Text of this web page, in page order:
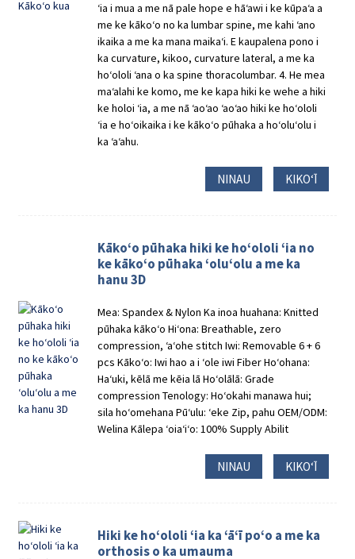
ʻia i mua a me nā pale hope e hāʻawi i ke kūpaʻa a
me ke kākoʻo no ka lumbar spine, me kahi ʻano
ikaika a me ka mana maikaʻi. E kaupalena pono i
ka curvature, kikoo, curvature lateral, a me ka
hoʻololi ʻana o ka spine thoracolumbar. 4. He mea
maʻalahi ke komo, me ke kapa hiki ke wehe a hiki
ke holoi ʻia, a me nā ʻaoʻao ʻaoʻao hiki ke hoʻololi
ʻia e hoʻoikaika i ke kākoʻo pūhaka a hoʻoluʻolu i
ka ʻaʻahu.
NINAU KIKOʻĪ
Kākoʻo pūhaka hiki ke hoʻololi ʻia no
ke kākoʻo pūhaka ʻoluʻolu a me ka
hanu 3D
Mea: Spandex & Nylon Ka inoa huahana: Knitted
pūhaka kākoʻo Hiʻona: Breathable, zero
compression, ʻaʻohe stitch Iwi: Removable 6 + 6
pcs Kākoʻo: Iwi hao a i ʻole iwi Fiber Hoʻohana:
Haʻuki, kēlā me kēia lā Hoʻolālā: Grade
compression Tenology: Hoʻokahi manawa hui;
sila hoʻomehana Pūʻulu: ʻeke Zip, pahu OEM/ODM:
Welina Kālepa ʻoiaʻiʻo: 100% Supply Abilit
NINAU KIKOʻĪ
Hiki ke hoʻololi ʻia ka ʻāʻī poʻo a me ka
orthosis o ka umauma